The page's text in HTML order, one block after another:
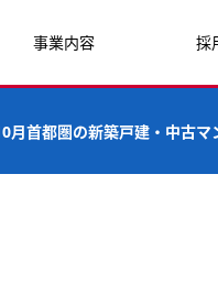
事業内容 採
月首都圏の新築戸建・中古マ